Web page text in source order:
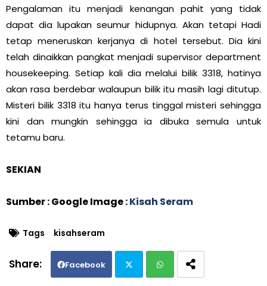
Pengalaman itu menjadi kenangan pahit yang tidak
dapat dia lupakan seumur hidupnya. Akan tetapi Hadi
tetap meneruskan kerjanya di hotel tersebut. Dia kini
telah dinaikkan pangkat menjadi supervisor department
housekeeping. Setiap kali dia melalui bilik 3318, hatinya
akan rasa berdebar walaupun bilik itu masih lagi ditutup.
Misteri bilik 3318 itu hanya terus tinggal misteri sehingga
kini dan mungkin sehingga ia dibuka semula untuk
tetamu baru.
SEKIAN
Sumber : Google Image :Kisah Seram
Tags kisahseram
Facebook